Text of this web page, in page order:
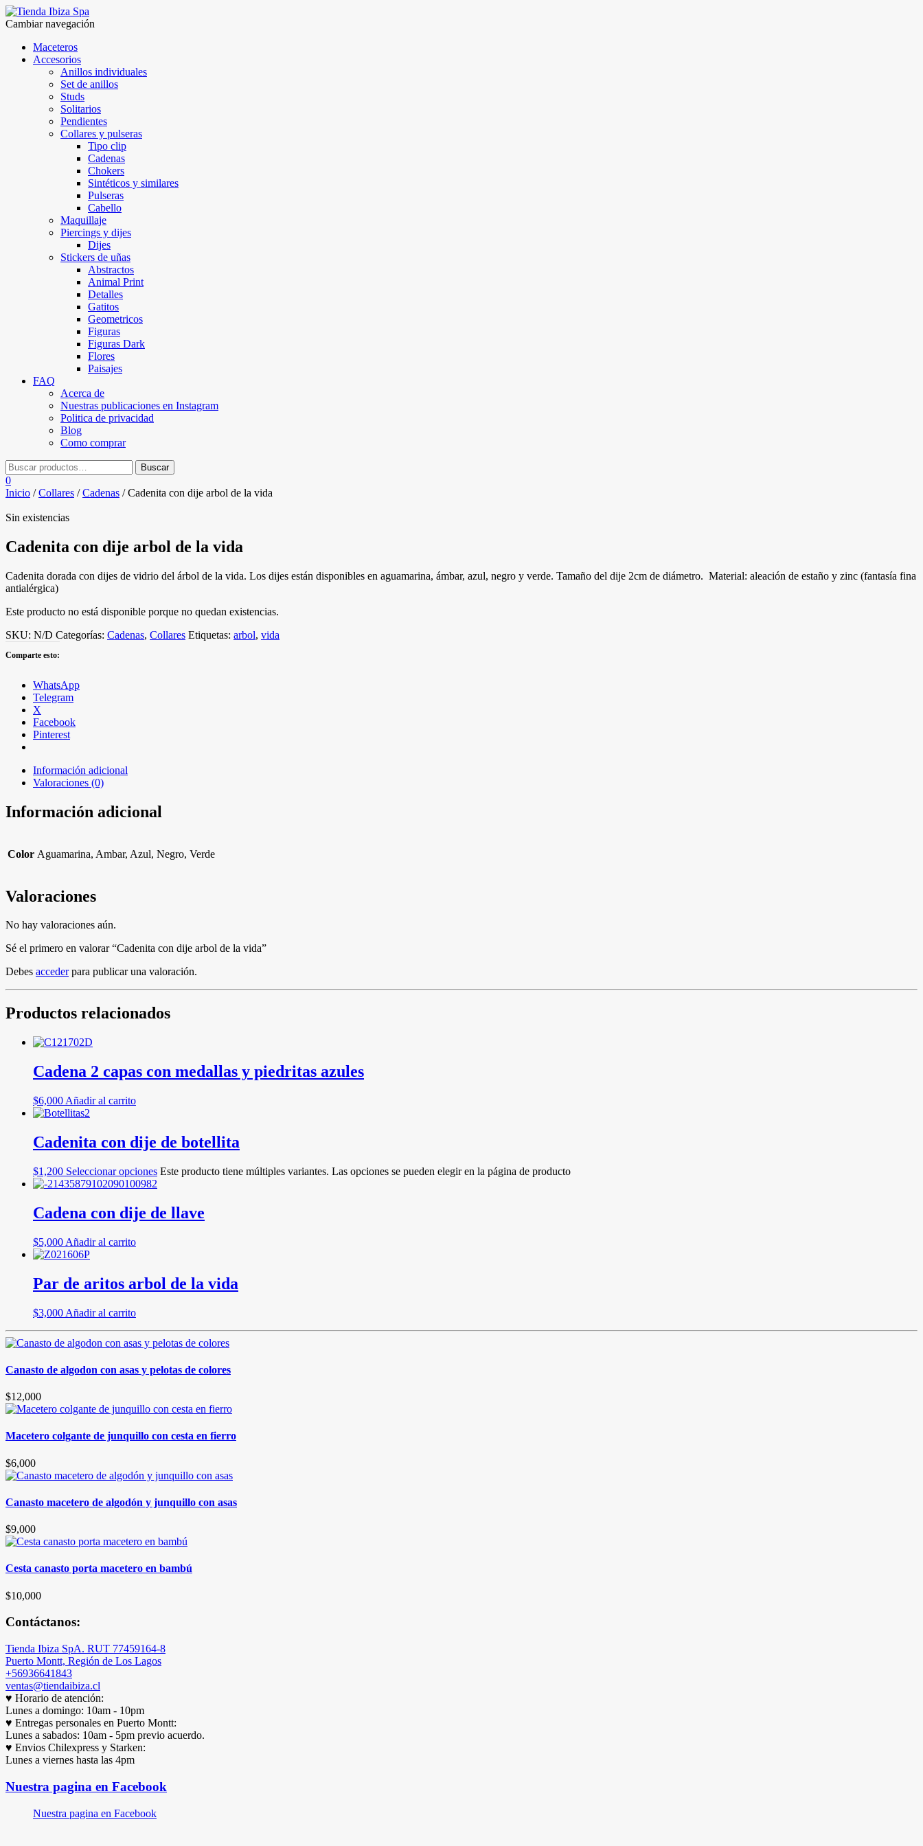
Cambiar navegación
Maceteros
Accesorios
Anillos individuales
Set de anillos
Studs
Solitarios
Pendientes
Collares y pulseras
Tipo clip
Cadenas
Chokers
Sintéticos y similares
Pulseras
Cabello
Maquillaje
Piercings y dijes
Dijes
Stickers de uñas
Abstractos
Animal Print
Detalles
Gatitos
Geometricos
Figuras
Figuras Dark
Flores
Paisajes
FAQ
Acerca de
Nuestras publicaciones en Instagram
Politica de privacidad
Blog
Como comprar
0
Inicio /Collares /Cadenas / Cadenita con dije arbol de la vida
Sin existencias
Cadenita con dije arbol de la vida
Cadenita dorada con dijes de vidrio del árbol de la vida. Los dijes están disponibles en aguamarina, ámbar, azul, negro y verde. Tamaño del dije 2cm de diámetro. Material: aleación de estaño y zinc (fantasía fina
antialérgica)
Este producto no está disponible porque no quedan existencias.
SKU: N/D Categorías: Cadenas, Collares Etiquetas: arbol, vida
Comparte esto:
WhatsApp
Telegram
X
Facebook
Pinterest
Información adicional
Valoraciones (0)
Información adicional
Color Aguamarina, Ambar, Azul, Negro, Verde
Valoraciones
No hay valoraciones aún.
Sé el primero en valorar “Cadenita con dije arbol de la vida”
Debes accederpara publicar una valoración.
Productos relacionados
Cadena 2 capas con medallas y piedritas azules
$6,000 Añadir al carrito
Cadenita con dije de botellita
$1,200 Seleccionar opciones Este producto tiene múltiples variantes. Las opciones se pueden elegir en la página de producto
Cadena con dije de llave
$5,000 Añadir al carrito
Par de aritos arbol de la vida
$3,000 Añadir al carrito
Canasto de algodon con asas y pelotas de colores
$12,000
Macetero colgante de junquillo con cesta en fierro
$6,000
Canasto macetero de algodón y junquillo con asas
$9,000
Cesta canasto porta macetero en bambú
$10,000
Contáctanos:
Tienda Ibiza SpA. RUT 77459164-8
Puerto Montt, Región de Los Lagos
+56936641843
ventas@tiendaibiza.cl
♥ Horario de atención:
Lunes a domingo: 10am - 10pm
♥ Entregas personales en Puerto Montt:
Lunes a sabados: 10am - 5pm previo acuerdo.
♥ Envios Chilexpress y Starken:
Lunes a viernes hasta las 4pm
Nuestra pagina en Facebook
Nuestra pagina en Facebook